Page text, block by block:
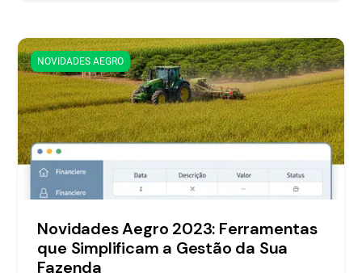
NOVIDADES AEGRO
Novidades Aegro 2023: Ferramentas
que Simplificam a Gestão da Sua
Fazenda